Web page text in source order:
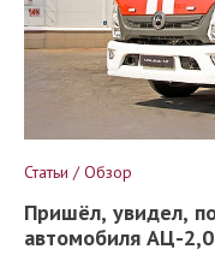
Статьи / Обзор
Пришёл, увидел,
автомобиля АЦ-